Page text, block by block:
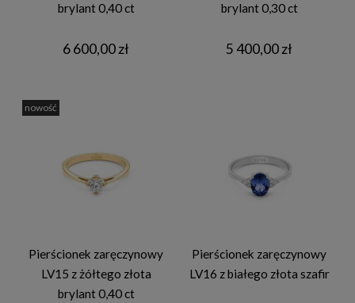
brylant 0,40 ct
6 600,00 zł
brylant 0,30 ct
5 400,00 zł
Pierścionek zaręczynowy
LV15 z żółtego złota
brylant 0,40 ct
nowość
Pierścionek zaręczynowy
LV16 z białego złota szafir